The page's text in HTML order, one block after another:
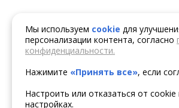
Мы используем cookie для
персонализации контента, согласно
конфиденциальности.
Нажимите «Принять все», если
Настроить или отказаться от
настройках.